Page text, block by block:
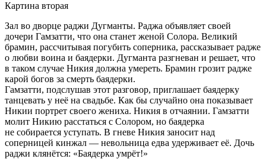
Картина вторая
Зал во дворце раджи Дугманты. Раджа объявляет своей
дочери Гамзатти, что она станет женой Солора. Великий
брамин, рассчитывая погубить соперника, рассказывает радже
о любви воина и баядерки. Дугманта разгневан и решает, что
в таком случае Никия должна умереть. Брамин грозит радже
карой богов за смерть баядерки.
Гамзатти, подслушав этот разговор, приглашает баядерку
танцевать у неё на свадьбе. Как бы случайно она показывает
Никии портрет своего жениха. Никия в отчаянии. Гамзатти
молит Никию расстаться с Солором, но баядерка
не собирается уступать. В гневе Никия заносит над
соперницей кинжал — невольница едва удерживает её. Дочь
раджи клянётся: «Баядерка умрёт!»